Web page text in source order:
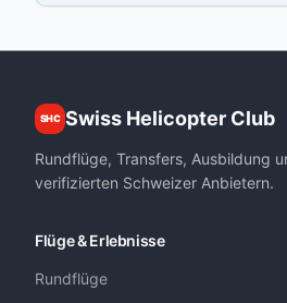
SHC Swiss Helicopter Club
Rundflüge, Transfers, Ausbildung
verifizierten Schweizer Anbietern.
Flüge & Erlebnisse
Rundflüge